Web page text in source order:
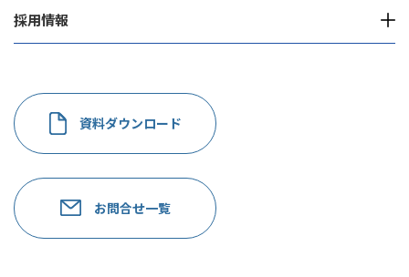
採用情報
資料ダウンロード
お問合せ一覧